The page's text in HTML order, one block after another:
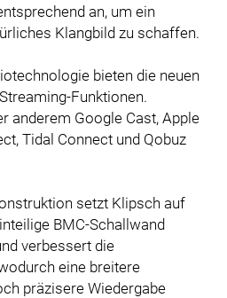
an, um ein
Klangbild zu schaffen.
bieten die neuen
Funktionen.
anderem Google Cast, Apple
Tidal Connect und Qobuz
setzt Klipsch auf
BMC-Schallwand
verbessert die
eine breitere
präzisere Wiedergabe